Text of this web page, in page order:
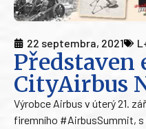
22 septembra, 2021
CityAirbus
Výrobce Airbus v úterý 21.
firemního #AirbusSummit,